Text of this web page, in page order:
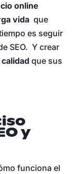
online
vida que
es seguir
SEO. Y crear
calidadque sus
y
funciona el